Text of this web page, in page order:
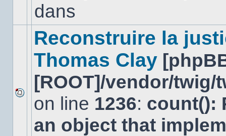
dansdans
Aucun
nouveau
message
non-
Reconstruire la
Thomas Clay
[ROOT]/vendor/
on line 1236: count():
an object that